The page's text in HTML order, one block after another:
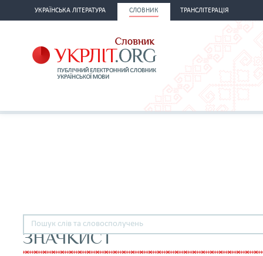
УКРАЇНСЬКА ЛІТЕРАТУРА СЛОВНИК ТРАНСЛІТЕРАЦІЯ
ЗНАЧКИСТ